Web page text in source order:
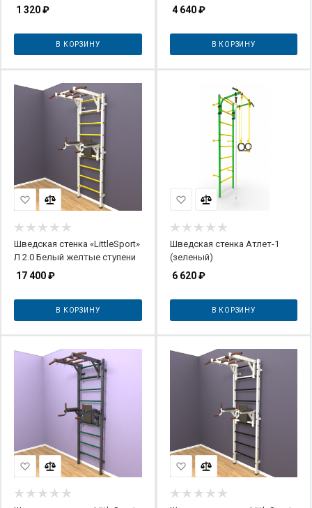
1 320₽
В КОРЗИНУ
4 640₽
В КОРЗИНУ
Шведская стенка «LittleSport»
Л 2.0 Белый желтые ступени
17 400₽
В КОРЗИНУ
Шведская стенка Атлет-1
(зеленый)
6 620₽
В КОРЗИНУ